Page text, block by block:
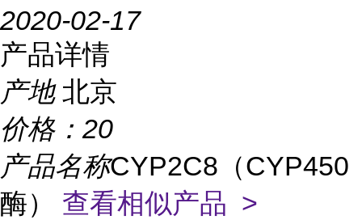
2020-02-17
产品详情
产地 北京
价格： 20
产品名称CYP2C8（CYP450
酶） 查看相似产品 >